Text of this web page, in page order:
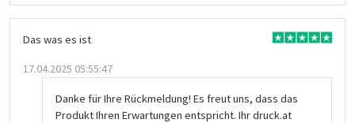
Das was es ist
17.04.2025 05:55:47
Danke für Ihre Rückmeldung! Es freut uns, dass das
Produkt Ihren Erwartungen entspricht. Ihr druck.at